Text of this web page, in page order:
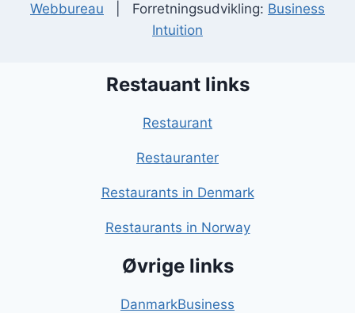
Webbureau | Forretningsudvikling: Business
Intuition
Restauant links
Restaurant
Restauranter
Restaurants in Denmark
Restaurants in Norway
Øvrige links
DanmarkBusiness